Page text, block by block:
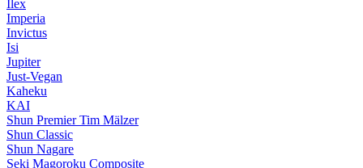
Ilex
Imperia
Invictus
Isi
Jupiter
Just-Vegan
Kaheku
KAI
Shun Premier Tim Mälzer
Shun Classic
Shun Nagare
Seki Magoroku Composite